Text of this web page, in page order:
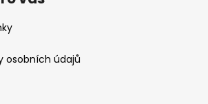
osobních údajů